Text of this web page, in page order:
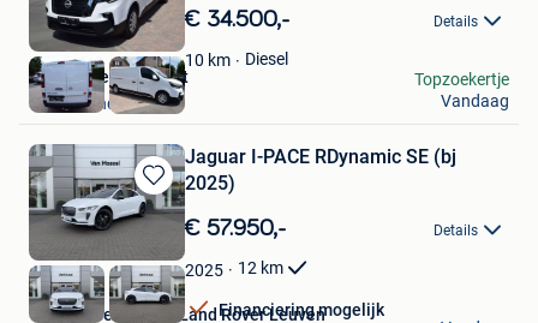
in
Mijn
Favorieten
€ 34.500,- Details
10 km
Diesel
Garage Ceurstemont
Sint-Amands
Topzoekertje
Vandaag
Bewaren
in
Favorieten
Jaguar I-PACE RDynamic SE (bj
2025)
€ 57.950,- Details
2025 12 km
Financiering mogelijk
Van Mossel Jaguar Land Rover Leuven